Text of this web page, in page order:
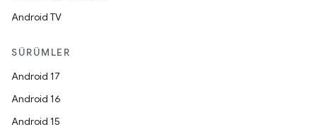
Android TV
SÜRÜMLER
Android 17
Android 16
Android 15